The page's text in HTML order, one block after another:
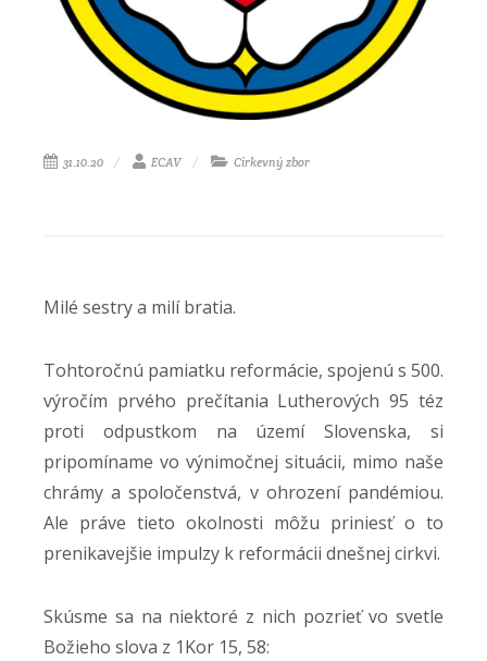
31.10.20 ECAV Cirkevný zbor
Milé sestry a milí bratia.
Tohtoročnú pamiatku reformácie, spojenú s 500.
výročím prvého prečítania Lutherových 95 téz
proti odpustkom na území Slovenska, si
pripomíname vo výnimočnej situácii, mimo naše
chrámy a spoločenstvá, v ohrození pandémiou.
Ale práve tieto okolnosti môžu priniesť o to
prenikavejšie impulzy k reformácii dnešnej cirkvi.
Skúsme sa na niektoré z nich pozrieť vo svetle
Božieho slova z 1Kor 15, 58: